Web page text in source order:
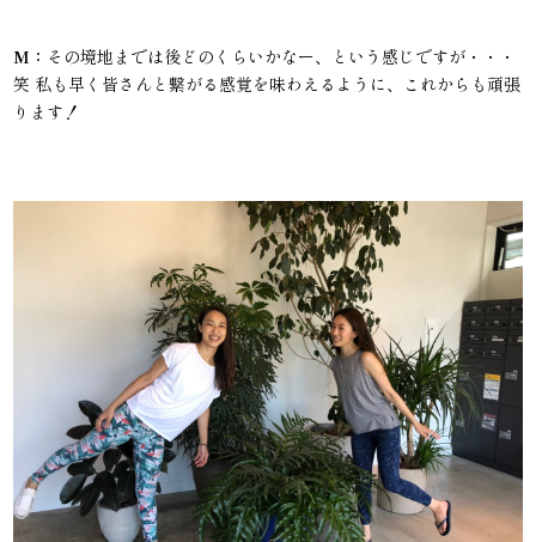
M： その境地までは後どのくらいかなー、という感じですが・・・
笑 私も早く皆さんと繋がる感覚を味わえるように、これからも頑張
ります！